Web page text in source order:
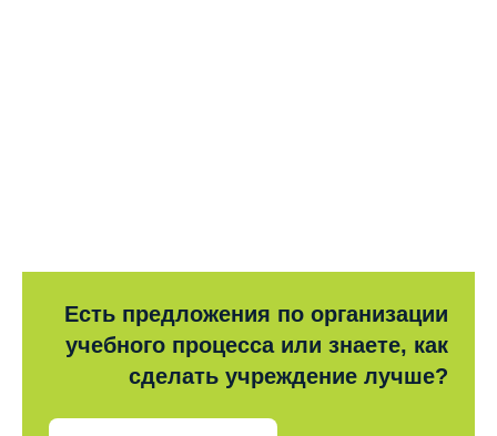
Есть предложения по организации
учебного процесса или знаете, как
сделать учреждение лучше?